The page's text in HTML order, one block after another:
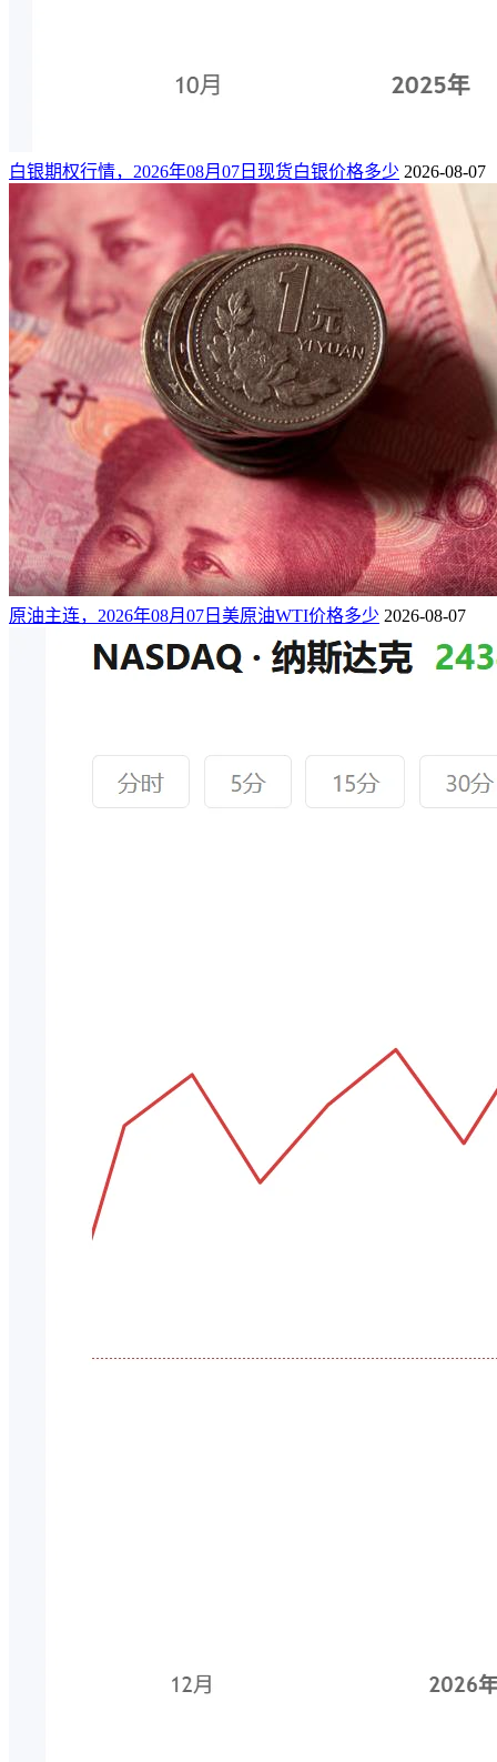
白银期权行情，2026年08月07日现货白银价格多少 2026-08-07
原油主连，2026年08月07日美原油WTI价格多少 2026-08-07